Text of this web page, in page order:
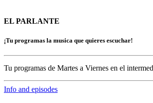
EL PARLANTE
¡Tu programas la musica que quieres escuchar!
Tu programas de Martes a Viernes en el
Info and episodes